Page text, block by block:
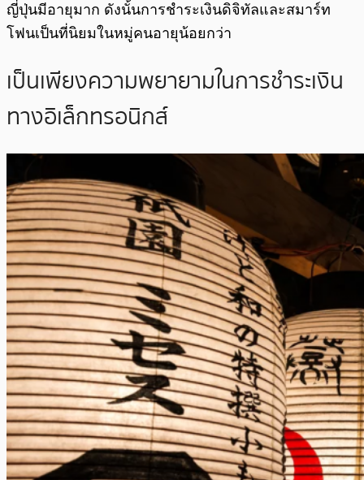
ญี่ปุ่นมีอายุมาก ดังนั้นการชำระเงินดิจิทัลและสมาร์ท
โฟนเป็นที่นิยมในหมู่คนอายุน้อยกว่า
เป็นเพียงความพยายามในการชำระเงิน
ทางอิเล็กทรอนิกส์